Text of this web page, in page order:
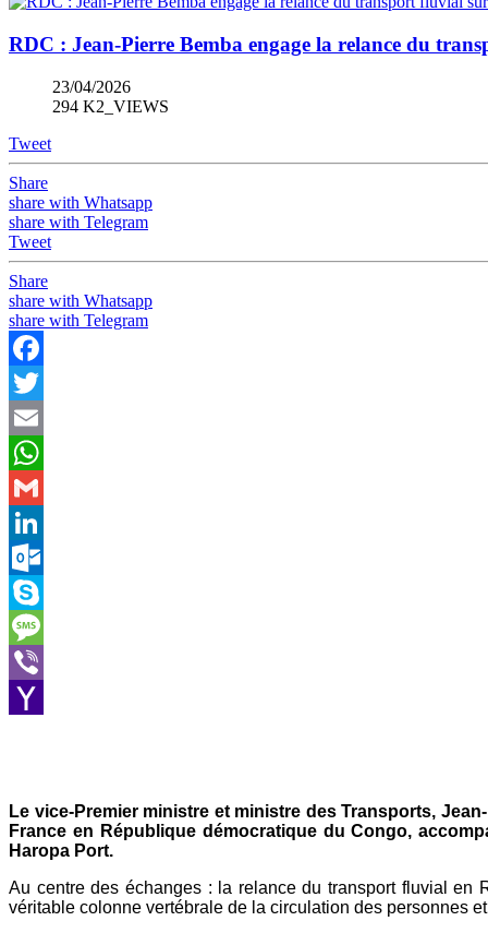
RDC : Jean-Pierre Bemba engage la relance du
23/04/2026
294 K2_VIEWS
Tweet
Share
share with Whatsapp
share with Telegram
Tweet
Share
share with Whatsapp
share with Telegram
Facebook
Twitter
Email
WhatsApp
Gmail
LinkedIn
Outlook.com
Skype
Message
Viber
Le vice-Premier ministre et ministre des Transports,
France en République démocratique du Congo,
Haropa Port.
Au centre des échanges : la relance du transport fluvial en
véritable colonne vertébrale de la circulation des personnes